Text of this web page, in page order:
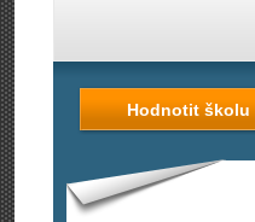
Hodnotit školu